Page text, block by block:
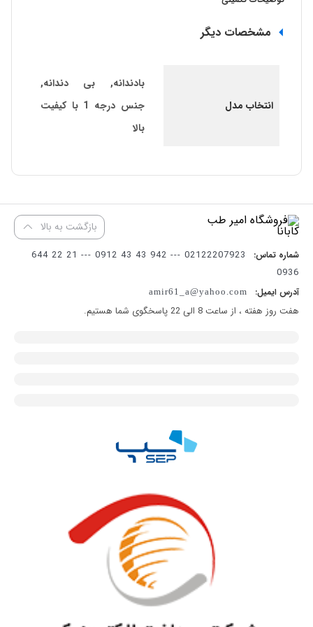
مشخصات دیگر
انتخاب مدل
بادندانه, بی دندانه,
جنس درجه 1 با کیفیت
بالا
بازگشت به بالا
شماره تماس:
02122207923 --- 942 43 43 0912 --- 21 22 644
0936
آدرس ایمیل: amir61_a@yahoo.com
هفت روز هفته ، از ساعت 8 الی 22 پاسخگوی شما هستیم.